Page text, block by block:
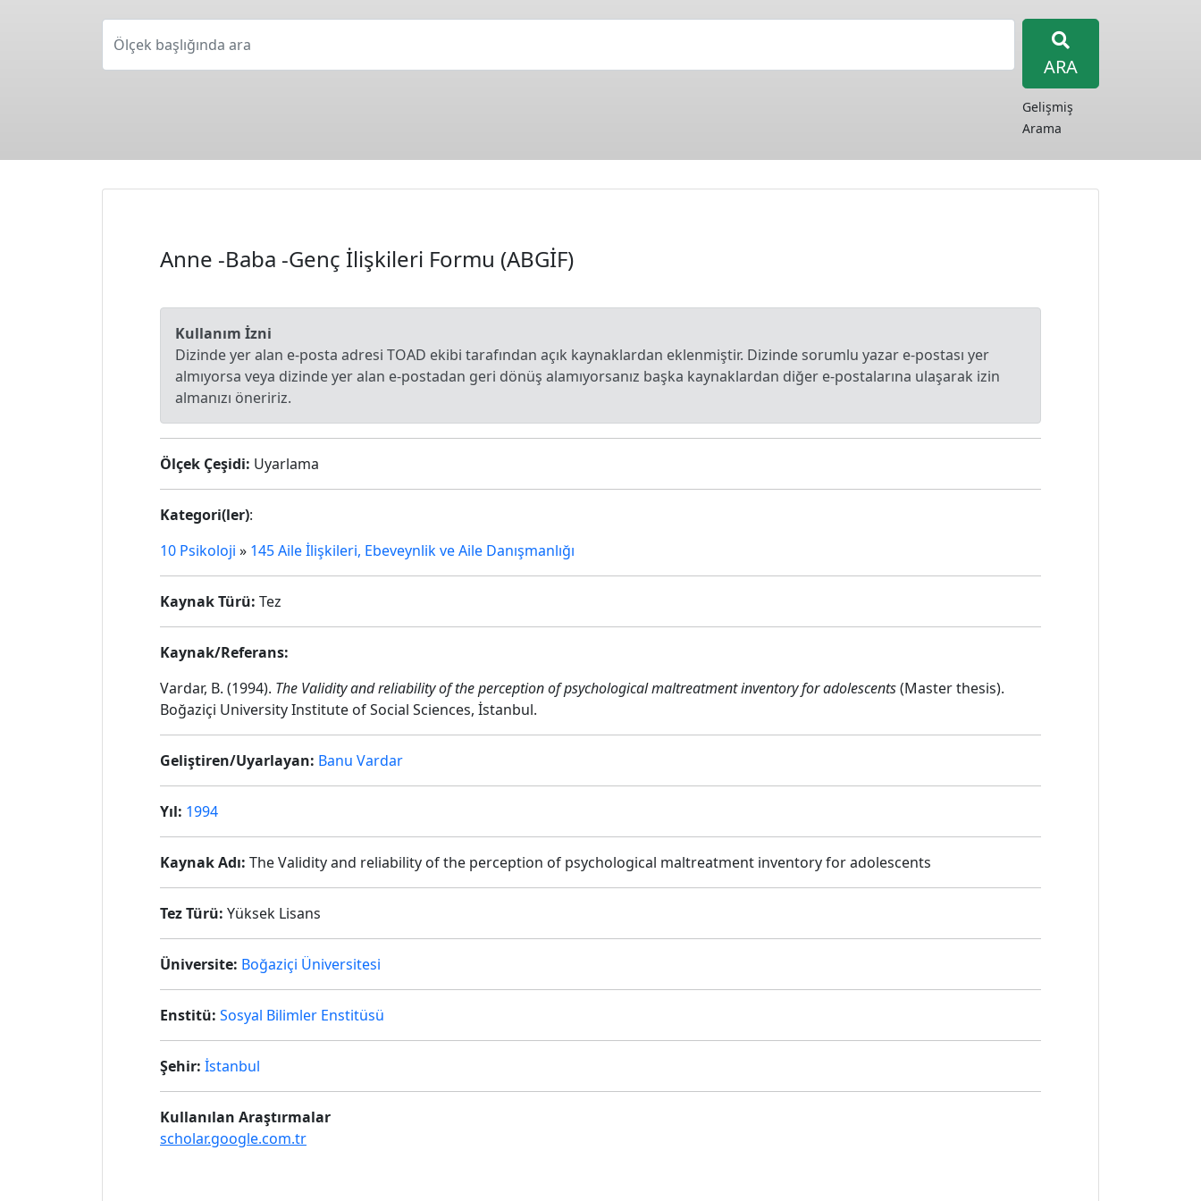
Ölçek başlığında ara
ARA
Gelişmiş
Arama
Anne -Baba -Genç İlişkileri Formu (ABGİF)
Kullanım İzni
Dizinde yer alan e-posta adresi TOAD ekibi tarafından açık kaynaklardan eklenmiştir. Dizinde sorumlu yazar e-postası yer
almıyorsa veya dizinde yer alan e-postadan geri dönüş alamıyorsanız başka kaynaklardan diğer e-postalarına ulaşarak izin
almanızı öneririz.
Ölçek Çeşidi: Uyarlama
Kategori(ler):
10 Psikoloji » 145 Aile İlişkileri, Ebeveynlik ve Aile Danışmanlığı
Kaynak Türü: Tez
Kaynak/Referans:
Vardar, B. (1994). The Validity and reliability of the perception of psychological maltreatment inventory for adolescents(Master thesis).
Boğaziçi University Institute of Social Sciences, İstanbul.
Geliştiren/Uyarlayan: Banu Vardar
Yıl: 1994
Kaynak Adı: The Validity and reliability of the perception of psychological maltreatment inventory for adolescents
Tez Türü: Yüksek Lisans
Üniversite: Boğaziçi Üniversitesi
Enstitü: Sosyal Bilimler Enstitüsü
Şehir: İstanbul
Kullanılan Araştırmalar
scholar.google.com.tr